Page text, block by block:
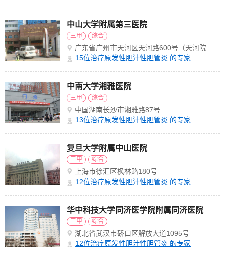
中山大学附属第三医院
三甲 综合
广东省广州市天河区天河路600号（天河院
区）
15位治疗原发性胆汁性胆管炎 的专家
中南大学湘雅医院
三甲 综合
中国湖南长沙市湘雅路87号
13位治疗原发性胆汁性胆管炎 的专家
复旦大学附属中山医院
三甲 综合
上海市徐汇区枫林路180号
12位治疗原发性胆汁性胆管炎 的专家
华中科技大学同济医学院附属同济医院
三甲 综合
湖北省武汉市硚口区解放大道1095号
12位治疗原发性胆汁性胆管炎 的专家